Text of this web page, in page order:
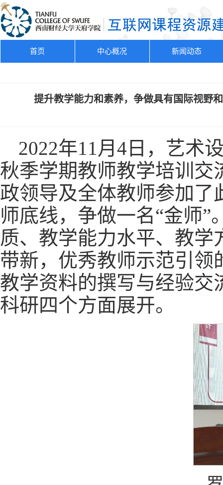
首页 中心概况 新闻动态
提升教学能力和素养，争做具有国际视野
2022年11月4日，艺术
秋季学期教师教学培训交
政领导及全体教师参加了
师底线，争做一名“金师
质、教学能力水平、教
带新，优秀教师示范引
教学资料的撰写与经验交
科研四个方面展开。